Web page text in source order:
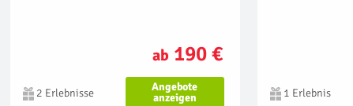
ab 190 €
2 Erlebnisse
Angebote
anzeigen
1 Erlebnis